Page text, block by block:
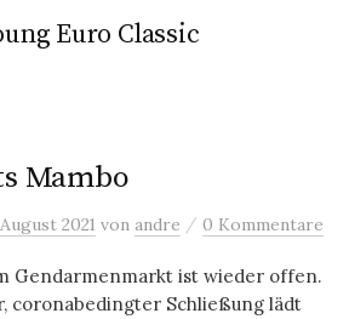
Euro Classic
Mambo
2021 von andre / 0 Kommentare
Gendarmenmarkt ist wieder offen.
coronabedingter Schließung lädt